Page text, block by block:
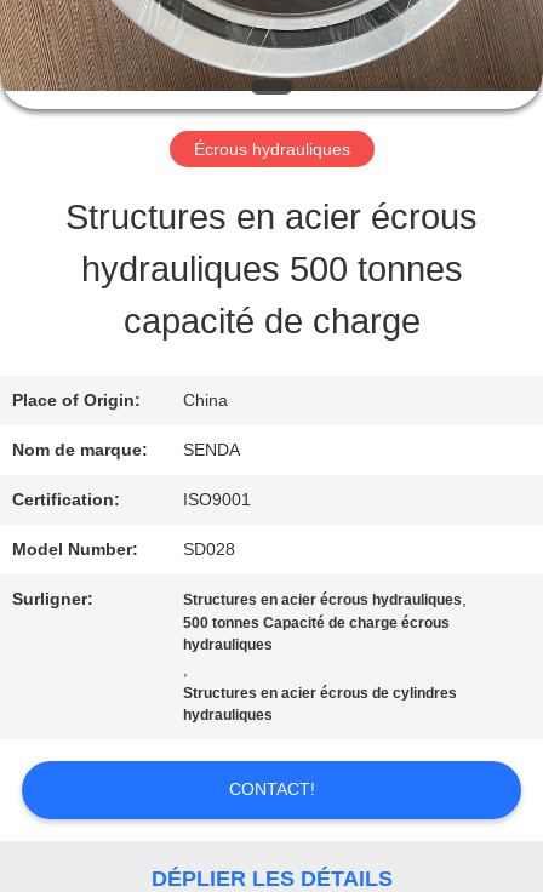
PROPOS
DE
NOUS
VISITE
L'USINE
CONTRÔLE
DE
LA
QUALITÉ
NOUVELLES
AFFAIRES
DEMANDEZ
Écrous hydrauliques
Structures en acier écrous
hydrauliques 500 tonnes
capacité de charge
Place of Origin: China
Nom de marque: SENDA
Certification: ISO9001
Model Number: SD028
Surligner: Structures en acier écrous hydrauliques,
500 tonnes Capacité de charge écrous
hydrauliques
,
Structures en acier écrous de cylindres
hydrauliques
CONTACT!
DÉPLIER LES DÉTAILS